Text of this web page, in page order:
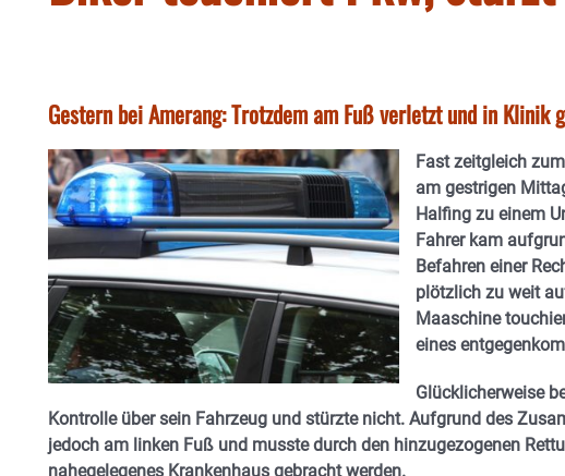
Gestern bei Amerang: Trotzdem am Fuß verletzt und in Klinik
Fast zeitgleich
am gestrigen
Halfing zu einem
Fahrer kam
Befahren einer
plötzlich zu weit
Maaschine
eines
Glücklicherweise
Kontrolle über sein Fahrzeug und stürzte nicht. Aufgrund des
jedoch am linken Fuß und musste durch den hinzugezogenen
nahegelegenes Krankenhaus gebracht werden.